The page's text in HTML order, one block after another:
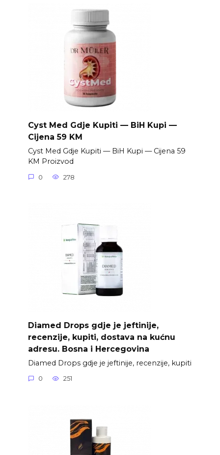
Cyst Med Gdje Kupiti — BiH Kupi —
Cijena 59 KM
Cyst Med Gdje Kupiti — BiH Kupi — Cijena 59
KM Proizvod
0 278
Diamed Drops gdje je jeftinije,
recenzije, kupiti, dostava na kućnu
adresu. Bosna i Hercegovina
Diamed Drops gdje je jeftinije, recenzije, kupiti
0 251